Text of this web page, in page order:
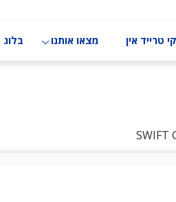
טרייד אין מצאו אותנו בלוג